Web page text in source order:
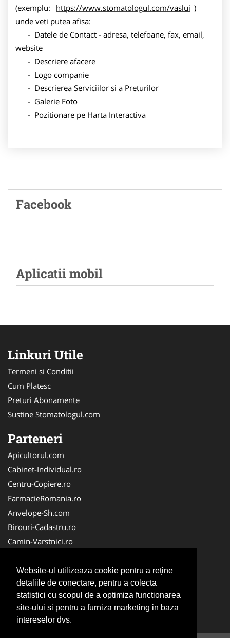
Website-ul utilizeaza cookie pentru a reţine
detaliile de conectare, pentru a colecta
statistici cu scopul de a optimiza functionarea
site-ului si pentru a furniza marketing in baza
intereselor dvs.
(exemplu:
https://www.stomatologul.com/vaslui )
unde veti putea afisa:
- Datele de Contact - adresa, telefoane, fax, email,
website
- Descriere afacere
- Logo companie
- Descrierea Serviciilor si a Preturilor
- Galerie Foto
- Pozitionare pe Harta Interactiva
Facebook
Aplicatii mobil
Linkuri Utile
Termeni si Conditii
Cum Platesc
Preturi Abonamente
Sustine Stomatologul.com
Parteneri
Apicultorul.com
Cabinet-Individual.ro
Centru-Copiere.ro
FarmacieRomania.ro
Anvelope-Sh.com
Birouri-Cadastru.ro
Camin-Varstnici.ro
Cabinet-Ginecologic.ro
Cabinet-Psihologie.com
Clinica-Privata.ro
InchiriereToaleteEcologice.ro